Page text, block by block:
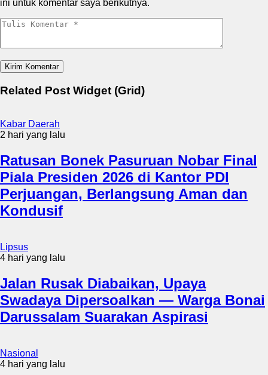
ini untuk komentar saya berikutnya.
Related Post Widget (Grid)
Kabar Daerah
2 hari yang lalu
Ratusan Bonek Pasuruan Nobar Final
Piala Presiden 2026 di Kantor PDI
Perjuangan, Berlangsung Aman dan
Kondusif
Lipsus
4 hari yang lalu
Jalan Rusak Diabaikan, Upaya
Swadaya Dipersoalkan — Warga Bonai
Darussalam Suarakan Aspirasi
Nasional
4 hari yang lalu